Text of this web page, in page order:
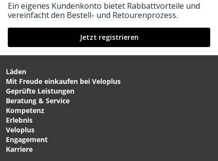
Ein eigenes Kundenkonto bietet Rabbattvorteile und
vereinfacht den Bestell- und Retourenprozess.
Jetzt registrieren
Läden
Mit Freude einkaufen bei Veloplus
Geprüfte Leistungen
Beratung & Service
Kompetenz
Erlebnis
Veloplus
Engagement
Karriere